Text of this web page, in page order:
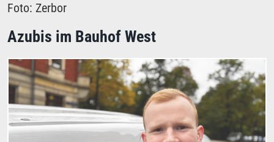
Foto: Zerbor
Azubis im Bauhof West